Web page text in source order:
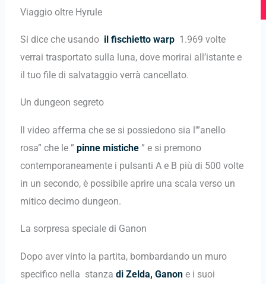
Viaggio oltre Hyrule
Si dice che usando il fischietto warp1.969 volte
verrai trasportato sulla luna, dove morirai all’istante e
il tuo file di salvataggio verrà cancellato.
Un dungeon segreto
Il video afferma che se si possiedono sia l'”anello
rosa” che le ” pinne mistiche” e si premono
contemporaneamente i pulsanti A e B più di 500 volte
in un secondo, è possibile aprire una scala verso un
mitico decimo dungeon.
La sorpresa speciale di Ganon
Dopo aver vinto la partita, bombardando un muro
specifico nella stanza di Zelda, Ganone i suoi